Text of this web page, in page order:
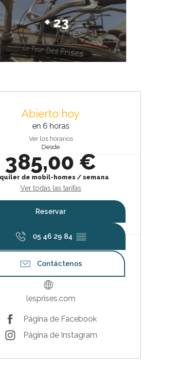
+ 23
Abierto hoy
en 6 horas
Ver los horarios
Desde
385,00 €
de mobil-homes / semana
Ver todas las tarifas
Reservar
05 46 29 84 ▒▒
Contáctenos
lesprises.com
Página de Facebook
Página de Instagram